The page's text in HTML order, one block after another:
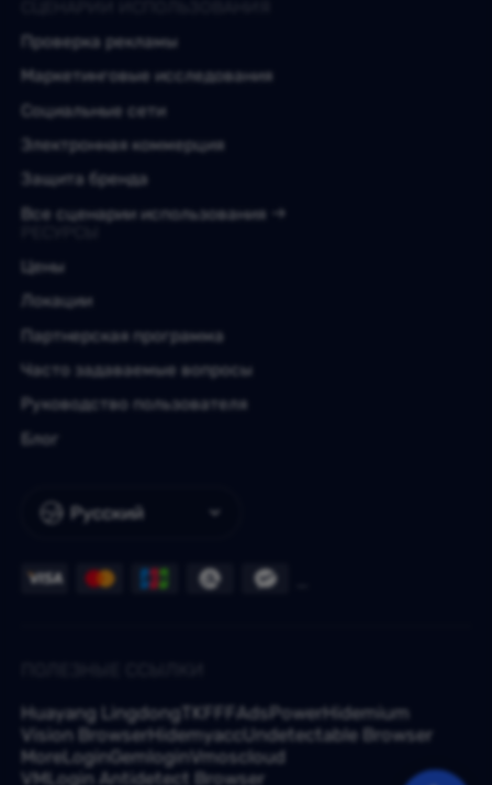
Русский
Проверка рекламы
Маркетинговые исследования
Социальные сети
Электронная коммерция
Защита бренда
Все сценарии использования
Цены
Локации
Партнерская программа
Часто задаваемые вопросы
Руководство пользователя
Блог
Huayang Lingdong TKFFF AdsPowerHidemium
Vision BrowserHidemyaccUndetectable Browser
MoreLoginGemloginVmoscloud
VMLogin Antidetect Browser